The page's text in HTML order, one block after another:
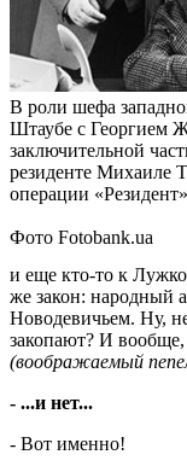
В роли шефа
Штаубе с Георгием
заключительной
резиденте Михаиле
операции
Фото Fotobank.ua
и еще кто-то к
же закон: народный
Новодевичьем. Ну,
закопают? И
(воображаемый
- ...и нет...
- Вот именно!